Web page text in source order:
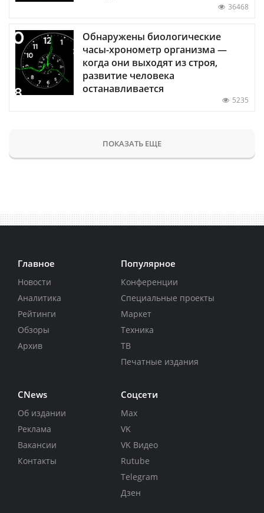
36468
Обнаружены биологические
часы-хронометр организма —
когда они выходят из строя,
развитие человека
останавливается
5235
ПОКАЗАТЬ ЕЩЕ
Главное
Новости
Аналитика
Рейтинги
Обзоры
Архив
Популярное
Конференции
Специальные проекты
Маркет
Техника
ТВ
Печатные издания
CNews
Об издании
Реклама
Вакансии
Контакты
Соцсети
Max
VK
VK Видео
Rutube
Telegram
Дзен